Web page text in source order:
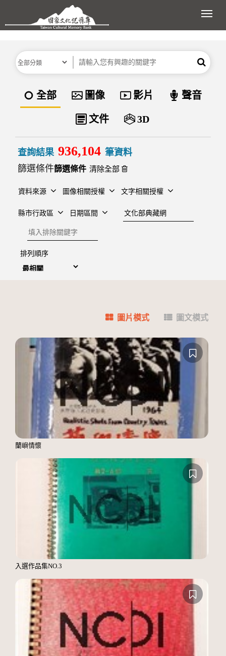
跳到主要內容區塊
展
分類 關鍵字 搜尋
資料類型
全部 圖像 影片 聲音
文件 3D
查詢結果 936,104 筆資料
篩選條件
清除全部
資料來源 圖像相關授權 文字相關授權
縣市行政區 日期區間
建檔單位
排除關鍵字
排列順序
圖片模式 圖文模式
蘭嶼情懷
入選作品集NO.3